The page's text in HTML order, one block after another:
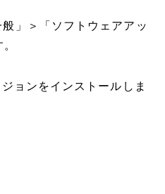
」＞「ソフトウェアアッ
ョンをインストールしま